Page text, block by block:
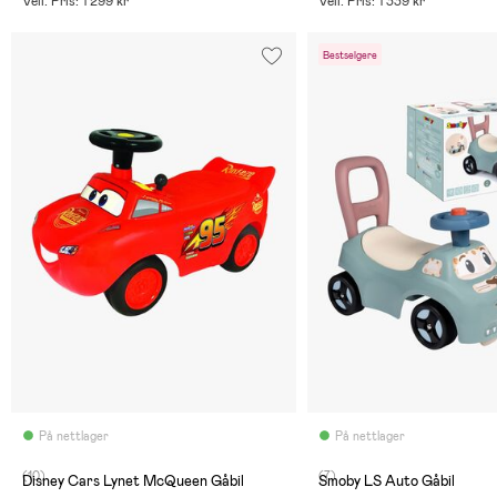
På nettlager
(10)
Disney Cars Lynet McQueen Gåbil
Bestselgere
På nettlager
(7)
Smoby LS Auto Gåbil